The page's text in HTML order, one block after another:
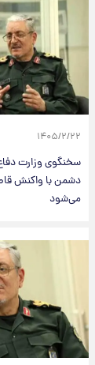
۱۴۰۵/۲/۲۲
سخنگوی وزارت
دشمن با واکنش
می‌شود